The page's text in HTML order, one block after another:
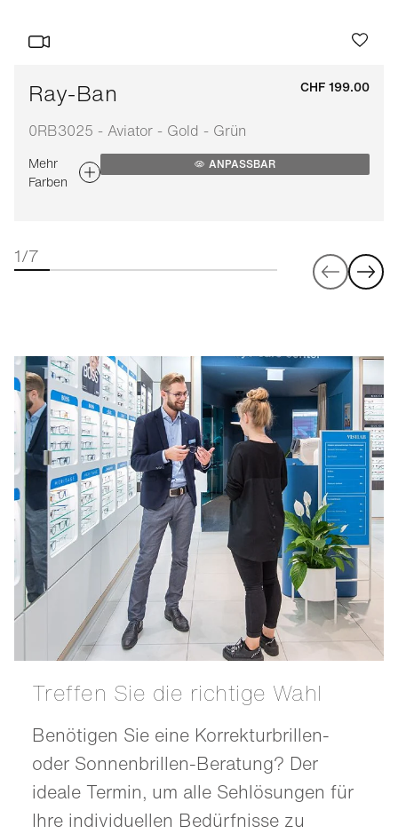
Ray-Ban
0RB3025 - Aviator - Gold - Grün
CHF 199.00
Mehr
Farben
ANPASSBAR
1/7
Treffen Sie die richtige Wahl
Benötigen Sie eine Korrekturbrillen-
oder Sonnenbrillen-Beratung? Der
ideale Termin, um alle Sehlösungen für
Ihre individuellen Bedürfnisse zu